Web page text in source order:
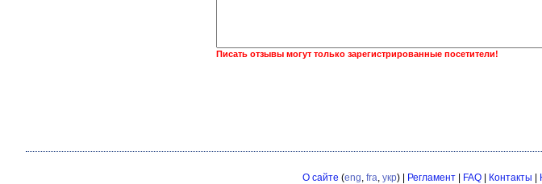
Писать отзывы могут только зарегистрированные посетители!
О сайте (eng fra укр) | Регламент | FAQ | Контакты |